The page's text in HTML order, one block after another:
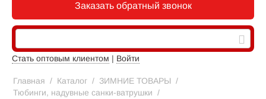
Заказать обратный звонок
Стать оптовым клиентом | Войти
Главная / Каталог / ЗИМНИЕ ТОВАРЫ /
Тюбинги, надувные санки-ватрушки /